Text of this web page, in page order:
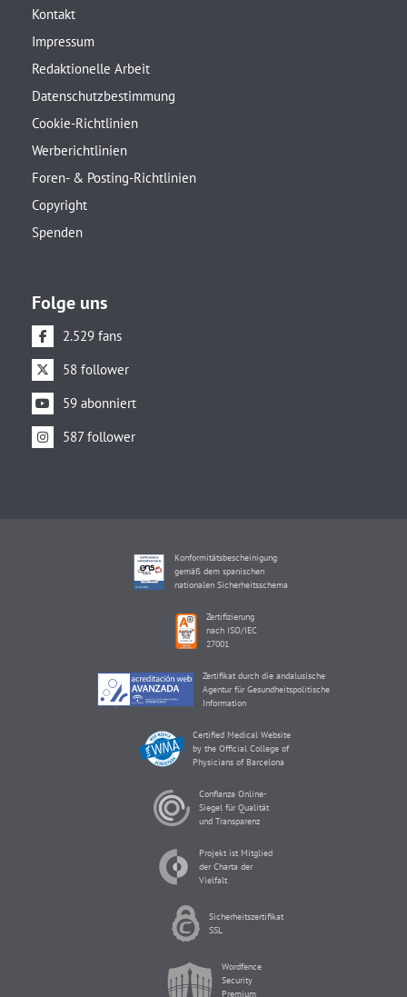
Kontakt
Impressum
Redaktionelle Arbeit
Datenschutzbestimmung
Cookie-Richtlinien
Werberichtlinien
Foren- & Posting-Richtlinien
Copyright
Spenden
Folge uns
2.529 fans
58 follower
59 abonniert
587 follower
Konformitätsbescheinigung
gemäß dem spanischen
nationalen Sicherheitsschema
Zertifizierung
nach ISO/IEC
27001
Zertifikat durch die andalusische
Agentur für Gesundheitspolitische
Information
Certified Medical Website
by the Official College of
Physicians of Barcelona
Confianza Online-
Siegel für Qualität
und Transparenz
Projekt ist Mitglied
der Charta der
Vielfalt
Sicherheitszertifikat
SSL
Wordfence
Security
Premium